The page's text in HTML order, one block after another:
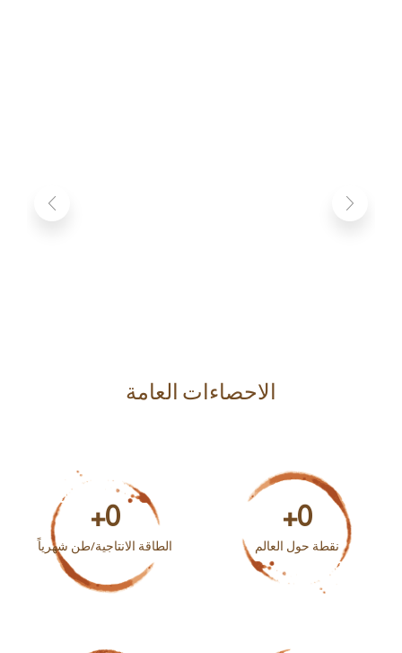
الاحصاءات العامة
نقطة حول العالم
0
+
الطاقة الانتاجية/طن شهرياً
0
+